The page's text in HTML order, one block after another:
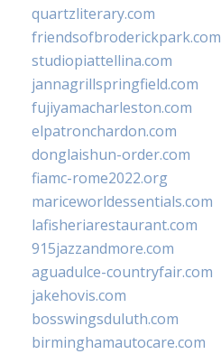
quartzliterary.com
friendsofbroderickpark.com
studiopiattellina.com
jannagrillspringfield.com
fujiyamacharleston.com
elpatronchardon.com
donglaishun-order.com
fiamc-rome2022.org
mariceworldessentials.com
lafisheriarestaurant.com
915jazzandmore.com
aguadulce-countryfair.com
jakehovis.com
bosswingsduluth.com
birminghamautocare.com